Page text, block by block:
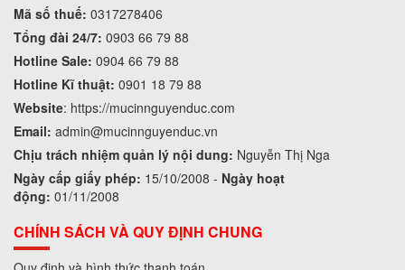
Mã số thuế: 0317278406
Tổng đài 24/7: 0903 66 79 88
Hotline Sale: 0904 66 79 88
Hotline Kĩ thuật: 0901 18 79 88
Website: https://mucinnguyenduc.com
Email: admin@mucinnguyenduc.vn
Chịu trách nhiệm quản lý nội dung: Nguyễn Thị Nga
Ngày cấp giấy phép: 15/10/2008 - Ngày hoạt
động: 01/11/2008
CHÍNH SÁCH VÀ QUY ĐỊNH CHUNG